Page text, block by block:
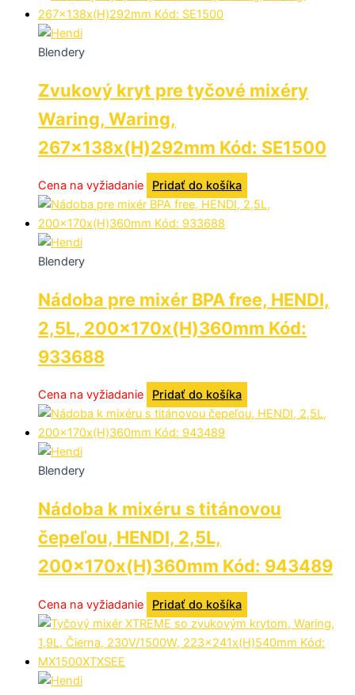
Blendery
Zvukový kryt pre tyčové mixéry
Waring, Waring,
267x138x(H)292mm Kód: SE1500
Cena na vyžiadanie Pridať do košíka
Blendery
Nádoba pre mixér BPA free, HENDI,
2,5L, 200x170x(H)360mm Kód:
933688
Cena na vyžiadanie Pridať do košíka
Blendery
Nádoba k mixéru s titánovou
čepeľou, HENDI, 2,5L,
200x170x(H)360mm Kód: 943489
Cena na vyžiadanie Pridať do košíka